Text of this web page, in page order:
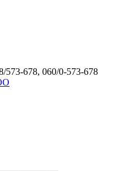
573-678, 060/0-573-678